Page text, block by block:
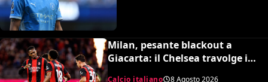
Milan, pesante blackout a
Giacarta: il Chelsea travolge i
rossoneri 3-0 in amichevole
Calcio italiano 8 Agosto 2026